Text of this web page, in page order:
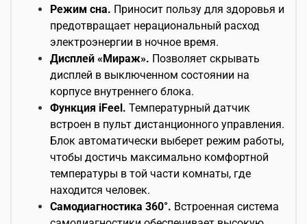
Режим сна. Приносит пользу для здоровья и
предотвращает нерациональный расход
электроэнергии в ночное время.
Дисплей «Мираж». Позволяет скрывать
дисплей в выключенном состоянии на
корпусе внутреннего блока.
Функция iFeel. Температурный датчик
встроен в пульт дистанционного управления.
Блок автоматически выберет режим работы,
чтобы достичь максимально комфортной
температуры в той части комнаты, где
находится человек.
Cамодиагностика 360°. Встроенная система